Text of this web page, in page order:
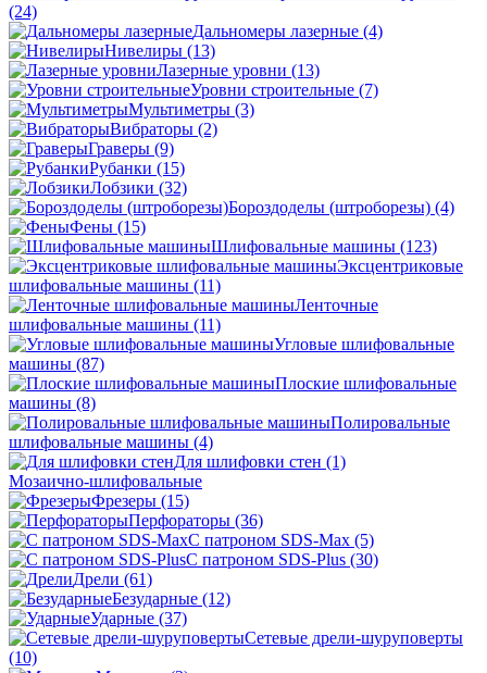
(24)
Дальномеры лазерные (4)
Нивелиры (13)
Лазерные уровни (13)
Уровни строительные (7)
Мультиметры (3)
Вибраторы (2)
Граверы (9)
Рубанки (15)
Лобзики (32)
Бороздоделы (штроборезы) (4)
Фены (15)
Шлифовальные машины (123)
Эксцентриковые
шлифовальные машины (11)
Ленточные
шлифовальные машины (11)
Угловые шлифовальные
машины (87)
Плоские шлифовальные
машины (8)
Полировальные
шлифовальные машины (4)
Для шлифовки стен (1)
Мозаично-шлифовальные
Фрезеры (15)
Перфораторы (36)
С патроном SDS-Max (5)
С патроном SDS-Plus (30)
Дрели (61)
Безударные (12)
Ударные (37)
Сетевые дрели-шуруповерты
(10)